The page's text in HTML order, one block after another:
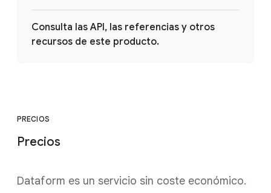
Consulta las API, las referencias y otros
recursos de este producto.
PRECIOS
Precios
Dataform es un servicio sin coste económico.